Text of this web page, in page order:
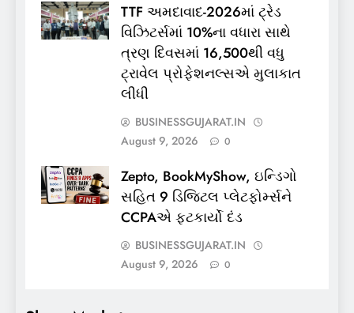
TTF અમદાવાદ-2026માં ટ્રેડ
વિઝિટર્સમાં 10%ના વધારા સાથે
ત્રણ દિવસમાં 16,500થી વધુ
ટ્રાવેલ પ્રોફેશનલ્સએ મુલાકાત
લીધી
BUSINESSGUJARAT.IN
August 9, 2026
0
Zepto, BookMyShow, ઇન્ડિગો
સહિત 9 ડિજિટલ પ્લેટફોર્મ્સને
CCPAએ ફટકાર્યો દંડ
BUSINESSGUJARAT.IN
August 9, 2026
0